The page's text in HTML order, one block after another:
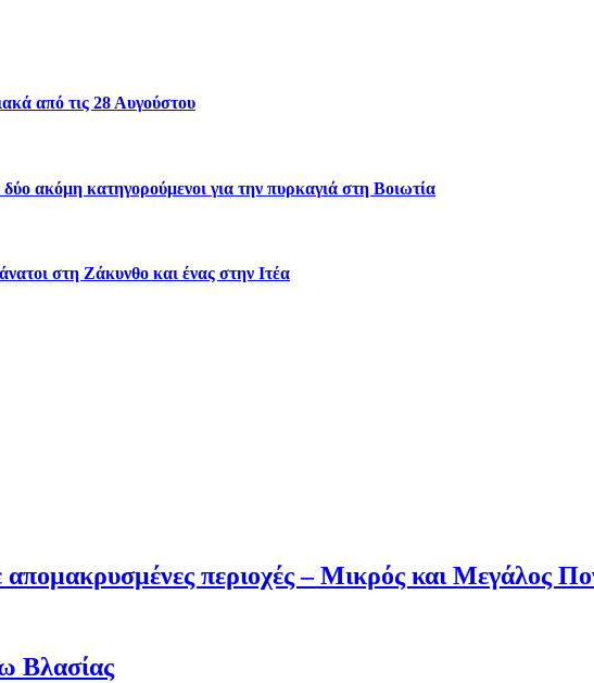
από τις 28 Αυγούστου
ακόμη κατηγορούμενοι για την πυρκαγιά στη Βοιωτία
στη Ζάκυνθο και ένας στην Ιτέα
απομακρυσμένες περιοχές – Μικρός και Μεγάλος
Βλασίας